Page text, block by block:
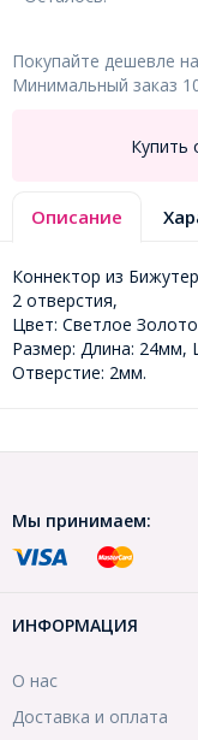
Покупайте дешевле
Минимальный заказ
Купить
Описание
Коннектор из
2 отверстия,
Цвет: Светлое Золото
Размер: Длина:
Отверстие: 2мм.
Мы принимаем:
ИНФОРМАЦИЯ
О нас
Доставка и оплата